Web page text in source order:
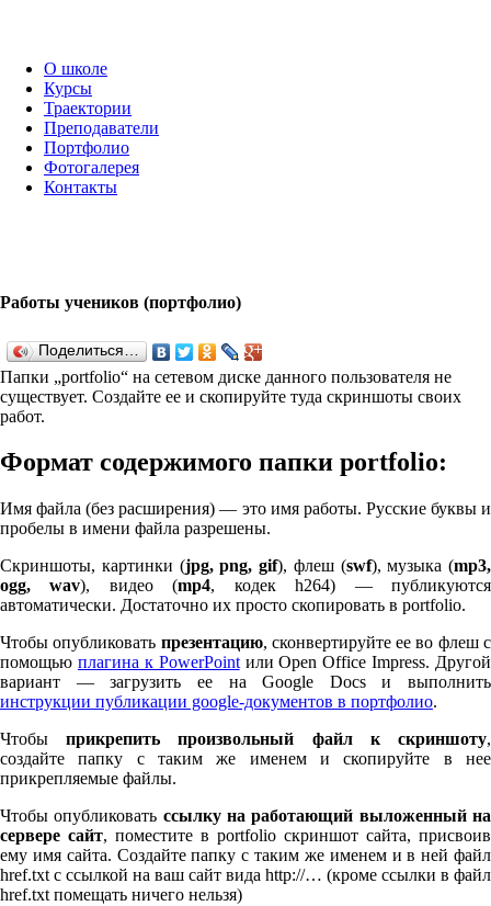
О школе
Курсы
Траектории
Преподаватели
Портфолио
Фотогалерея
Контакты
Работы учеников (портфолио)
Поделиться…
Папки „port­fo­lio“ на сетевом диске данного пользователя не
существует. Создайте ее и скопируйте туда скриншоты своих
работ.
Формат содержимого папки port­fo­lio:
Имя файла (без расширения) — это имя работы. Русские буквы и
пробелы в имени файла разрешены.
Скриншоты, картинки (jpg, png, gif), флеш (swf), музыка (mp3,
ogg, wav), видео (mp4, кодек h264) — публикуются
автоматически. Достаточно их просто скопировать в port­fo­lio.
Чтобы опубликовать презентацию, сконвертируйте ее во флеш с
помощью плагина к Pow­er­Pointили Open Office Impress. Другой
вариант — загрузить ее на Google Docs и выполнить
инструкции публикации google-документов в портфолио.
Чтобыприкрепить произвольный файл к скриншоту,
создайте папку с таким же именем и скопируйте в нее
прикрепляемые файлы.
Чтобы опубликовать ссылку на работающий выложенный на
сервере сайт, поместите в port­fo­lio скриншот сайта, присвоив
ему имя сайта. Создайте папку с таким же именем и в ней файл
href.txt с ссылкой на ваш сайт вида http://… (кроме ссылки в файл
href.txt помещать ничего нельзя)